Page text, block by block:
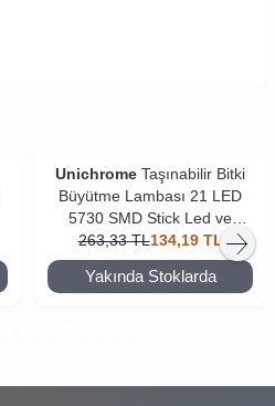
Unichrome Taşınabilir Bitki
Büyütme Lambası 21 LED
5730 SMD Stick Led ve
Uzatma Aparatı
263,33 TL134,19 TL
Yakında Stoklarda